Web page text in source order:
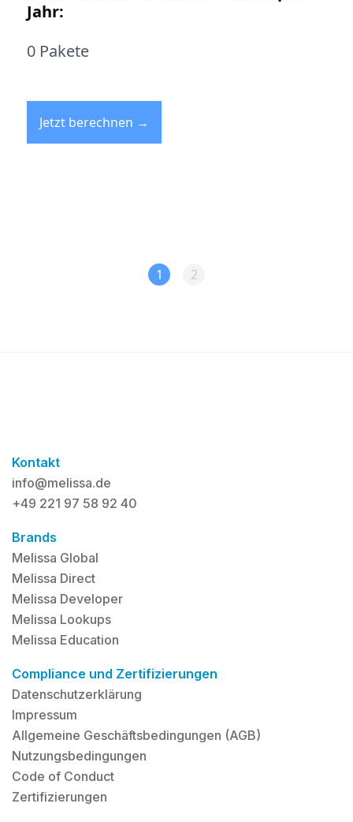
Kontakt
info@melissa.de
+49 221 97 58 92 40
Brands
Melissa Global
Melissa Direct
Melissa Developer
Melissa Lookups
Melissa Education
Compliance und Zertifizierungen
Datenschutzerklärung
Impressum
Allgemeine Geschäftsbedingungen (AGB)
Nutzungsbedingungen
Code of Conduct
Zertifizierungen